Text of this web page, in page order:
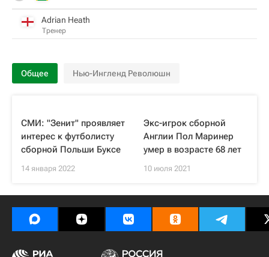
Adrian Heath
Тренер
Общее Нью-Ингленд Революшн
СМИ: "Зенит" проявляет
интерес к футболисту
сборной Польши Буксе
14 января 2022
Экс-игрок сборной
Англии Пол Маринер
умер в возрасте 68 лет
10 июля 2021